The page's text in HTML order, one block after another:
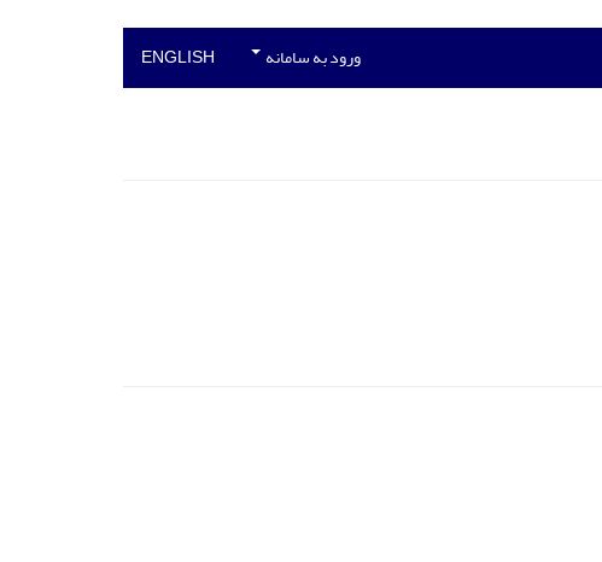
ورود به سامانه ENGLISH